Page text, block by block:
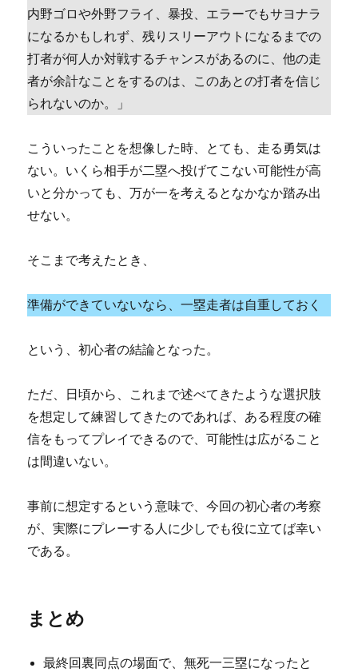
内野ゴロや外野フライ、暴投、エラーでもサヨナラ
になるかもしれず、残りスリーアウトになるまでの
打者が何人か対戦するチャンスがあるのに、他の走
者が余計なことをするのは、このあとの打者を信じ
られないのか。」
こういったことを想像した時、とても、走る勇気は
ない。いくら相手が二塁へ投げてこない可能性が高
いと分かっても、万が一を考えるとなかなか踏み出
せない。
そこまで考えたとき、
準備ができていないなら、一塁走者は自重しておく
という、初心者の結論となった。
ただ、日頃から、これまで述べてきたような選択肢
を想定して練習してきたのであれば、ある程度の確
信をもってプレイできるので、可能性は広がること
は間違いない。
事前に想定するという意味で、今回の初心者の考察
が、実際にプレーする人に少しでも役に立てば幸い
である。
まとめ
最終回裏同点の場面で、無死一三塁になったと